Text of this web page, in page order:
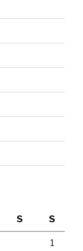
S S
1